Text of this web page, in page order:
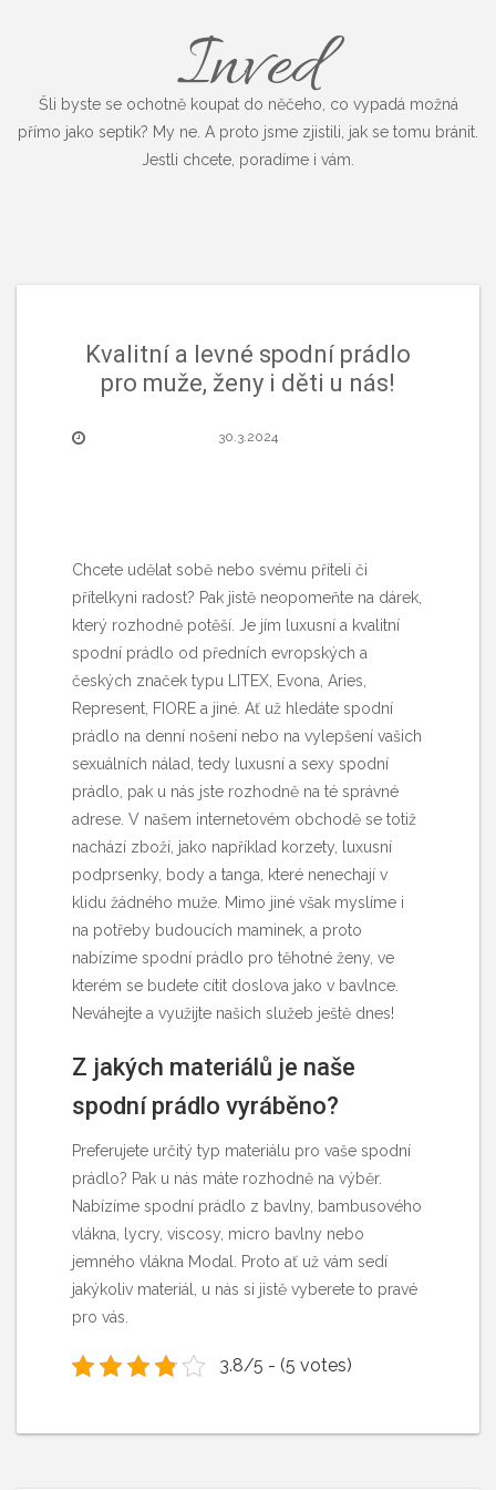
Inved
Šli byste se ochotně koupat do něčeho, co vypadá možná
přímo jako septik? My ne. A proto jsme zjistili, jak se tomu bránit.
Jestli chcete, poradíme i vám.
Kvalitní a levné spodní prádlo
pro muže, ženy i děti u nás!
30.3.2024
Chcete udělat sobě nebo svému příteli či
přítelkyni radost? Pak jistě neopomeňte na dárek,
který rozhodně potěší. Je jím luxusní a kvalitní
spodní prádlo od předních evropských a
českých značek typu LITEX, Evona, Aries,
Represent, FIORE a jiné. Ať už hledáte spodní
prádlo na denní nošení nebo na vylepšení vašich
sexuálních nálad, tedy luxusní a sexy spodní
prádlo, pak u nás jste rozhodně na té správné
adrese. V našem internetovém obchodě se totiž
nachází zboží, jako například korzety, luxusní
podprsenky, body a tanga, které nenechají v
klidu žádného muže. Mimo jiné však myslíme i
na potřeby budoucích maminek, a proto
nabízíme spodní prádlo pro těhotné ženy, ve
kterém se budete cítit doslova jako v bavlnce.
Neváhejte a využijte našich služeb ještě dnes!
Z jakých materiálů je naše
spodní prádlo vyráběno?
Preferujete určitý typ materiálu pro vaše spodní
prádlo? Pak u nás máte rozhodně na výběr.
Nabízíme spodní prádlo z bavlny, bambusového
vlákna, lycry, viscosy, micro bavlny nebo
jemného vlákna Modal. Proto ať už vám sedí
jakýkoliv materiál, u nás si jistě vyberete to pravé
pro vás.
3.8/5 - (5 votes)